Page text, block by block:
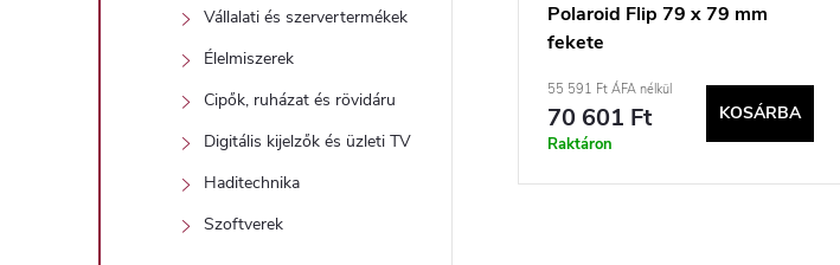
Vállalati és szervertermékek
Élelmiszerek
Cipők, ruházat és rövidáru
Digitális kijelzők és üzleti TV
Haditechnika
Szoftverek
Polaroid Flip 79 x 79 mm
fekete
55 591 Ft ÁFA nélkül
70 601 Ft
Raktáron
KOSÁRBA